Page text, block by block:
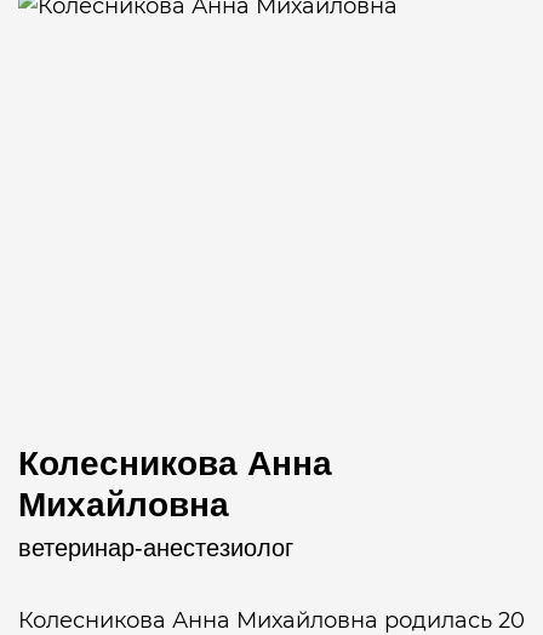
Колесникова Анна
Михайловна
ветеринар-анестезиолог
Колесникова Анна Михайловна родилась 20